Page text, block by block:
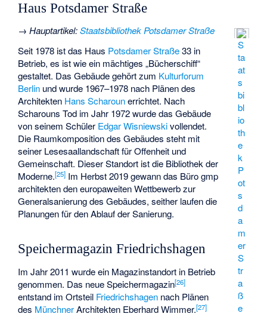
Haus Potsdamer Straße
S
ta
at
s
bi
bl
io
th
e
k
P
ot
s
d
a
m
er
S
tr
a
ß
e
→Hauptartikel:Staatsbibliothek Potsdamer Straße
Seit 1978 ist das Haus Potsdamer Straße33 in
Betrieb, es ist wie ein mächtiges „Bücherschiff“
gestaltet. Das Gebäude gehört zum Kulturforum
Berlin und wurde 1967–1978 nach Plänen des
Architekten Hans Scharounerrichtet. Nach
Scharouns Tod im Jahr 1972 wurde das Gebäude
von seinem Schüler Edgar Wisniewskivollendet.
Die Raumkomposition des Gebäudes steht mit
seiner Lesesaallandschaft für Offenheit und
Gemeinschaft. Dieser Standort ist die Bibliothek der
Moderne.[25] Im Herbst 2019 gewann das Büro gmp
architekten den europaweiten Wettbewerb zur
Generalsanierung des Gebäudes, seither laufen die
Planungen für den Ablauf der Sanierung.
Speichermagazin Friedrichshagen
Im Jahr 2011 wurde ein Magazinstandort in Betrieb
genommen. Das neue Speichermagazin[26]
entstand im Ortsteil Friedrichshagen nach Plänen
des MünchnerArchitekten Eberhard Wimmer.[27]